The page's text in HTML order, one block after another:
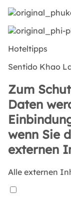
Hoteltipps
Sentido Khao
Zum
Daten
wenn Sie
externen
Alle externen